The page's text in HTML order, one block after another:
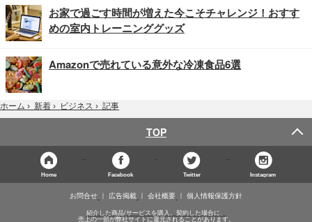
お家で過ごす時間が増えた今こそチャレンジ！おすす
めの室内トレーニンググッズ
Amazonで売れている意外な冷凍食品6選
ホーム › 新着 › ビジネス › 記事
TOP
Home Facebook Twitter Instagram
お問合せ 広告掲載 会社概要 個人情報保護方針
紹介した商品/サービスを購入、契約した場合に、
売上の一部が弊社サイトに還元されることがあります。